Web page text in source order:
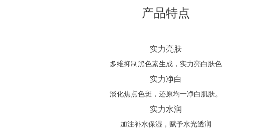
产品特点
实力亮肤
多维抑制黑色素生成，实力亮白肤色
实力净白
淡化焦点色斑，还原均一净白肌肤。
实力水润
加注补水保湿，赋予水光透润